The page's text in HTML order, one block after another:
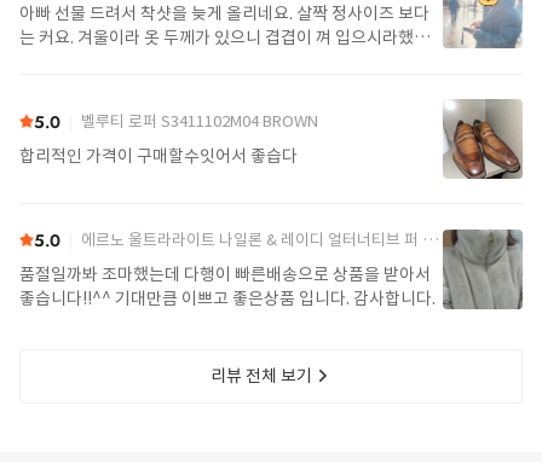
아빠 선물 드려서 착샷을 늦게 올리네요. 살짝 정사이즈 보다
는 커요. 겨울이라 옷 두께가 있으니 겹겹이 껴 입으시라했어
5.0 벨루티 로퍼 S3411102M04 BROWN
합리적인 가격이 구매할수잇어서 좋습다
5.0 에르노 울트라라이트 나일론 & 레이디 얼터너티브 퍼 케이프 PI002017D 12017Z 1985Chatilly Beige
품절일까봐 조마했는데 다행이 빠른배송으로 상품을 받아서
좋습니다!!^^ 기대만큼 이쁘고 좋은상품 입니다. 감사합니다.
리뷰 전체 보기